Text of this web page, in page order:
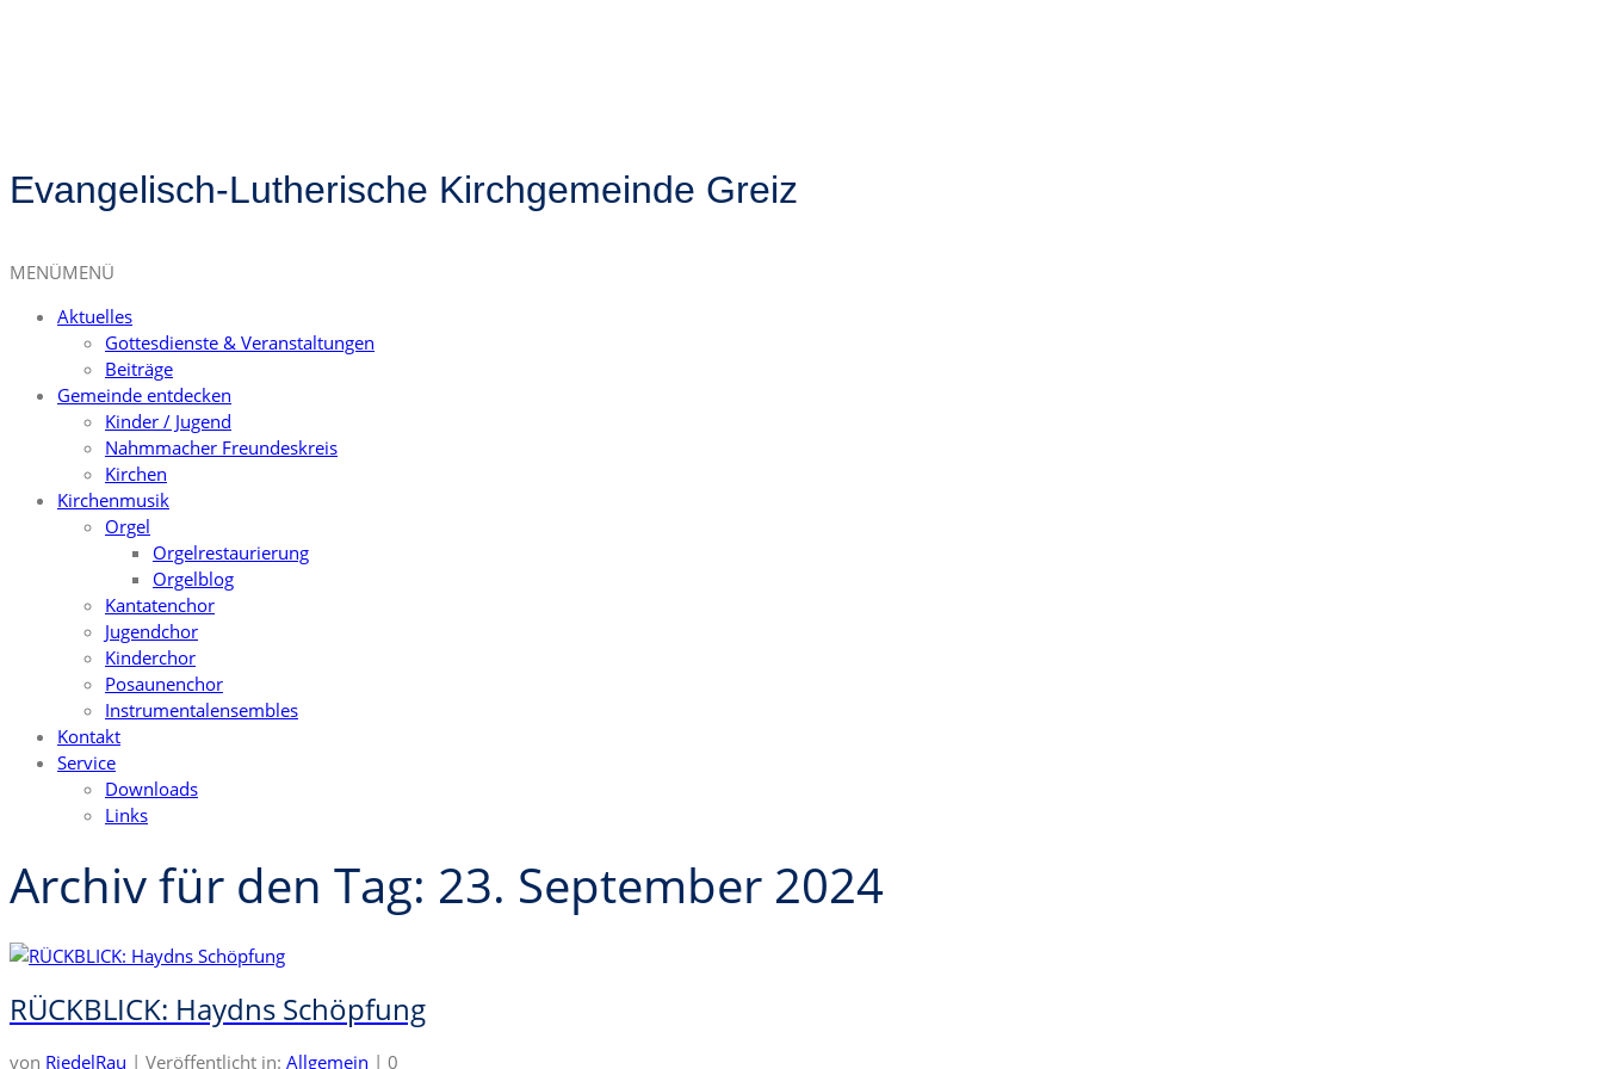
Evangelisch-Lutherische Kirchgemeinde Greiz
MENÜMENÜ
Aktuelles
Gottesdienste & Veranstaltungen
Beiträge
Gemeinde entdecken
Kinder / Jugend
Nahmmacher Freundeskreis
Kirchen
Kirchenmusik
Orgel
Orgelrestaurierung
Orgelblog
Kantatenchor
Jugendchor
Kinderchor
Posaunenchor
Instrumentalensembles
Kontakt
Service
Downloads
Links
Archiv für den Tag: 23. September 2024
RÜCKBLICK: Haydns Schöpfung
von RiedelRau | Veröffentlicht in: Allgemein | 0